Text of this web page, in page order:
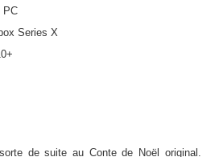
PC
Series X
de suite au Conte de Noël original.